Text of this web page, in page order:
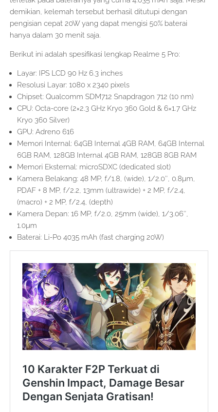
demikian, kelemah tersebut berhasil ditutupi dengan
pengisian cepat 20W yang dapat mengisi 50% baterai
hanya dalam 30 menit saja.
Berikut ini adalah spesifikasi lengkap Realme 5 Pro:
Layar: IPS LCD 90 Hz 6.3 inches
Resolusi Layar: 1080 x 2340 pixels
Chipset: Qualcomm SDM712 Snapdragon 712 (10 nm)
CPU: Octa-core (2×2.3 GHz Kryo 360 Gold & 6×1.7 GHz
Kryo 360 Silver)
GPU: Adreno 616
Memori Internal: 64GB Internal 4GB RAM, 64GB Internal
6GB RAM, 128GB Internal 4GB RAM, 128GB 8GB RAM
Memori Eksternal: microSDXC (dedicated slot)
Kamera Belakang: 48 MP, f/1.8, (wide), 1/2.0″, 0.8µm,
PDAF + 8 MP, f/2.2, 13mm (ultrawide) + 2 MP, f/2.4,
(macro) + 2 MP, f/2.4, (depth)
Kamera Depan: 16 MP, f/2.0, 25mm (wide), 1/3.06″,
1.0µm
Baterai: Li-Po 4035 mAh (fast charging 20W)